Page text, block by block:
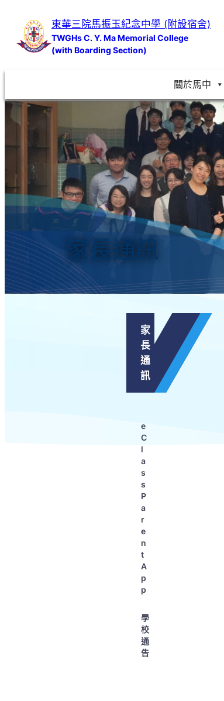
內
東華三院馬振玉紀念中學 (附設宿舍)
TWGHs C. Y. Ma Memorial College
(with Boarding Section)
關於馬中
家長通訊
家
長
通
訊
e
C
l
a
s
s
P
a
r
e
n
t
A
p
p
學
校
通
告